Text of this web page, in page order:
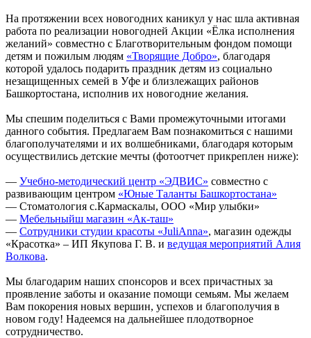
На протяжении всех новогодних каникул у нас шла активная
работа по реализации новогодней Акции «Ёлка исполнения
желаний» совместно с Благотворительным фондом помощи
детям и пожилым людям «Творящие Добро», благодаря
которой удалось подарить праздник детям из социально
незащищенных семей в Уфе и близлежащих районов
Башкортостана, исполнив их новогодние желания.
Мы спешим поделиться с Вами промежуточными итогами
данного события. Предлагаем Вам познакомиться с нашими
благополучателями и их волшебниками, благодаря которым
осуществились детские мечты (фотоотчет прикреплен ниже):
— Учебно-методический центр «ЭДВИС» совместно с
развивающим центром «Юные Таланты Башкортостана»
— Стоматология с.Кармаскалы, ООО «Мир улыбки»
— Мебельныйш магазин «Ак-таш»
— Сотрудники студии красоты «JuliAnna», магазин одежды
«Красотка» – ИП Якупова Г. В. и ведущая мероприятий Алия
Волкова.
Мы благодарим наших спонсоров и всех причастных за
проявление заботы и оказание помощи семьям. Мы желаем
Вам покорения новых вершин, успехов и благополучия в
новом году! Надеемся на дальнейшее плодотворное
сотрудничество.